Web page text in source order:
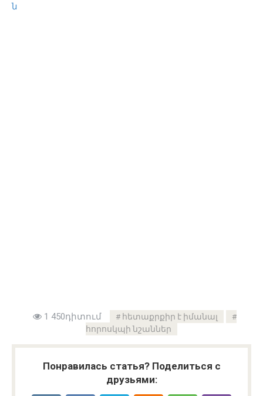
ն
1 450դիտում
հետաքրքիր է իմանալ
հորոսկպի նշաններ
Понравилась статья? Поделиться с
друзьями: